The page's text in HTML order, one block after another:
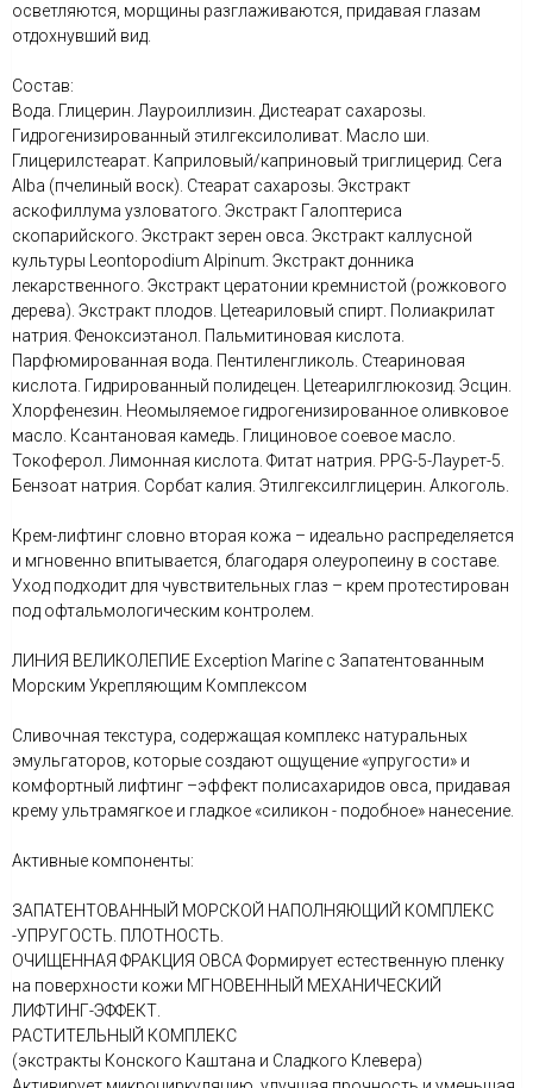
осветляются, морщины разглаживаются, придавая глазам
отдохнувший вид.
Состав:
Вода. Глицерин. Лауроиллизин. Дистеарат сахарозы.
Гидрогенизированный этилгексилоливат. Масло ши.
Глицерилстеарат. Каприловый/каприновый триглицерид. Cera
Alba (пчелиный воск). Стеарат сахарозы. Экстракт
аскофиллума узловатого. Экстракт Галоптериса
скопарийского. Экстракт зерен овса. Экстракт каллусной
культуры Leontopodium Alpinum. Экстракт донника
лекарственного. Экстракт цератонии кремнистой (рожкового
дерева). Экстракт плодов. Цетеариловый спирт. Полиакрилат
натрия. Феноксиэтанол. Пальмитиновая кислота.
Парфюмированная вода. Пентиленгликоль. Стеариновая
кислота. Гидрированный полидецен. Цетеарилглюкозид. Эсцин.
Хлорфенезин. Неомыляемое гидрогенизированное оливковое
масло. Ксантановая камедь. Глициновое соевое масло.
Токоферол. Лимонная кислота. Фитат натрия. PPG-5-Лаурет-5.
Бензоат натрия. Сорбат калия. Этилгексилглицерин. Алкоголь.
Крем-лифтинг словно вторая кожа – идеально распределяется
и мгновенно впитывается, благодаря олеуропеину в составе.
Уход подходит для чувствительных глаз – крем протестирован
под офтальмологическим контролем.
ЛИНИЯ ВЕЛИКОЛЕПИЕ Exception Marine с Запатентованным
Морским Укрепляющим Комплексом
Сливочная текстура, содержащая комплекс натуральных
эмульгаторов, которые создают ощущение «упругости» и
комфортный лифтинг –эффект полисахаридов овса, придавая
крему ультрамягкое и гладкое «силикон - подобное» нанесение.
Активные компоненты:
ЗАПАТЕНТОВАННЫЙ МОРСКОЙ НАПОЛНЯЮЩИЙ КОМПЛЕКС
-УПРУГОСТЬ. ПЛОТНОСТЬ.
ОЧИЩЕННАЯ ФРАКЦИЯ ОВСА Формирует естественную пленку
на поверхности кожи МГНОВЕННЫЙ МЕХАНИЧЕСКИЙ
ЛИФТИНГ-ЭФФЕКТ.
РАСТИТЕЛЬНЫЙ КОМПЛЕКС
(экстракты Конского Каштана и Сладкого Клевера)